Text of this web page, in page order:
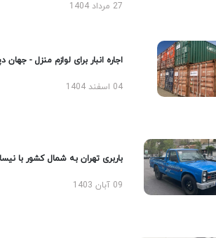
27 مرداد 1404
اجاره انبار برای لوازم منزل - جهان دپو
04 اسفند 1404
باربری تهران به شمال کشور با نیسان
09 آبان 1403